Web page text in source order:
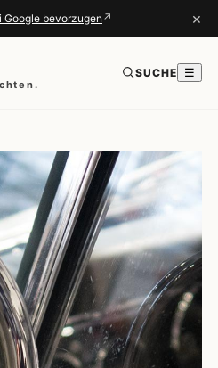
bevorzugen ↗ ×
SUCHE ☰